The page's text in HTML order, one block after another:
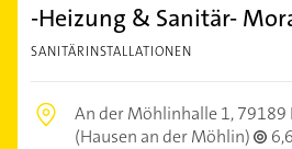
-Heizung & Sanitär-
SANITÄRINSTALLATIONEN
An der Möhlinhalle 1,79189
(Hausen an der Möhlin)